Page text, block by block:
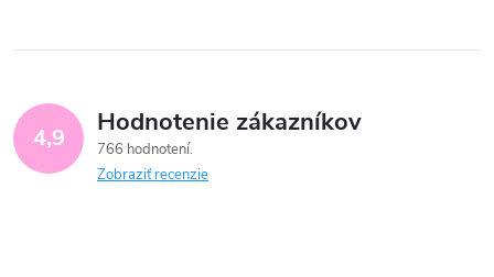
4,9 Hodnotenie zákazníkov
766 hodnotení
Zobraziť recenzie